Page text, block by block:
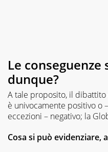
Le conseguenze
dunque?
A tale proposito, il
è univocamente positivo o
eccezioni – negativo; la
Cosa si può evidenziare,